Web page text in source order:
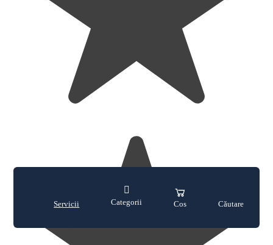
Servicii Categorii Cos Căutare